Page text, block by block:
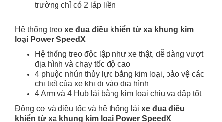
trường chỉ có 2 láp liền
Hệ thống treo xe đua điều khiển từ xa khung kim
loại Power SpeedX
Hệ thống treo độc lập như xe thật, dễ dàng vượt
địa hình và chạy tốc độ cao
4 phuộc nhún thủy lực bằng kim loại, bảo vệ các
chi tiết của xe khi đi vào địa hình
4 Arm và 4 Hub lái bằng kim loại chịu va đập tốt
Động cơ và điều tốc và hệ thống lái xe đua điều
khiển từ xa khung kim loại Power SpeedX